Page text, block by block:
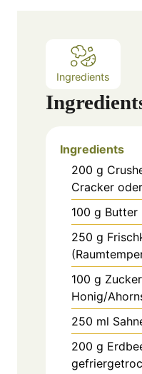
Ingredients
Ingredients
200 g
Cracker
100 g Butter
250 g
100 g
Honig/
250 ml
200 g